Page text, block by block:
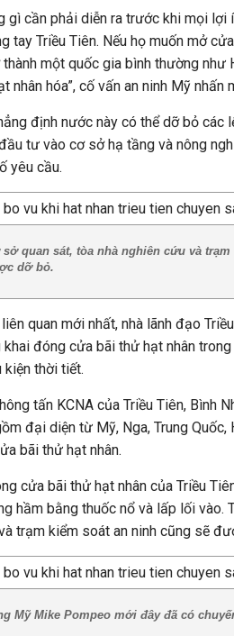
gì cần phải diễn ra trước khi mọi lợi
tay Triều Tiên. Nếu họ muốn mở
một quốc gia bình thường như
nhân hóa”, cố vấn an ninh Mỹ nhấn
định nước này có thể dỡ bỏ các
tư vào cơ sở hạ tầng và nông
yêu cầu.
sở quan sát, tòa nhà nghiên cứu và
dỡ bỏ.
quan mới nhất, nhà lãnh đạo
khai đóng cửa bãi thử hạt nhân
kiện thời tiết.
tấn KCNA của Triều Tiên, Bình
đại diện từ Mỹ, Nga, Trung Quốc,
bãi thử hạt nhân.
cửa bãi thử hạt nhân của Triều
hầm bằng thuốc nổ và lấp lối vào.
trạm kiểm soát an ninh cũng sẽ
Mỹ Mike Pompeo mới đây đã có